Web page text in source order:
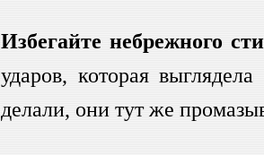
Избегайте небрежного
ударов, которая
делали, они тут же